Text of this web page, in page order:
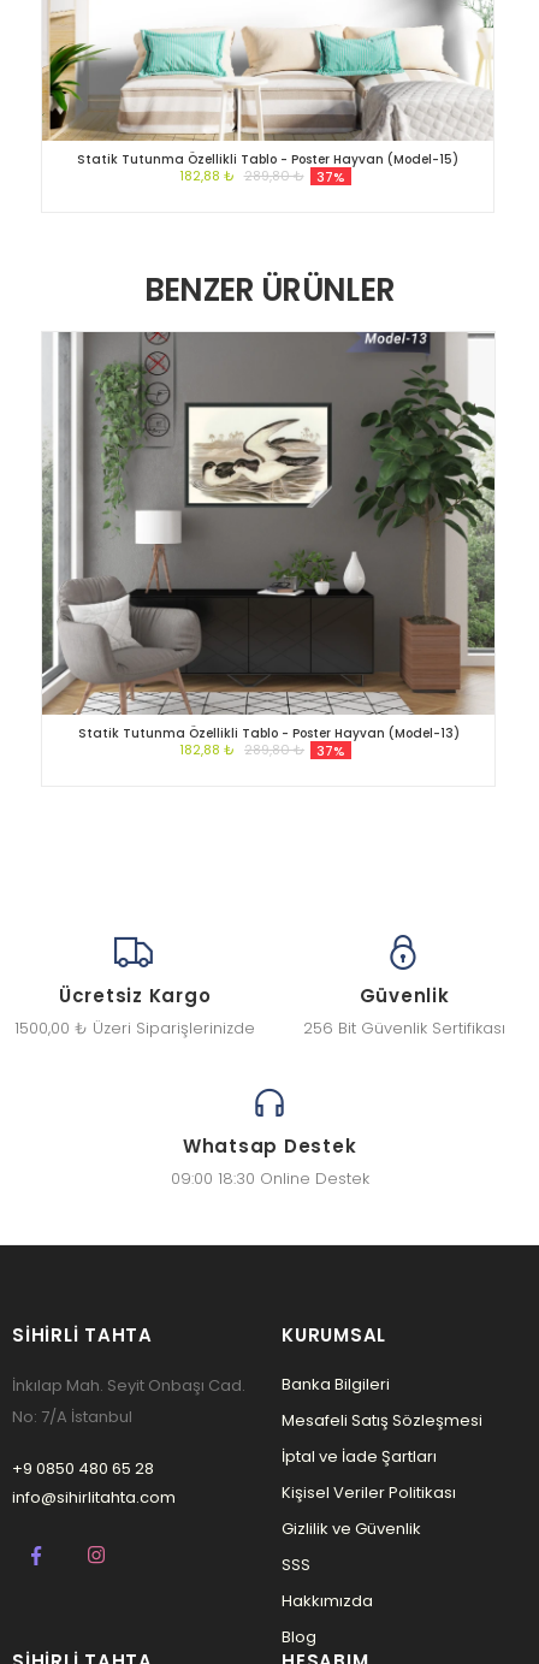
Statik Tutunma Özellikli Tablo - Poster Hayvan (Model-15)
182,88 ₺ 289,80 ₺ 37%
BENZER ÜRÜNLER
Statik Tutunma Özellikli Tablo - Poster Hayvan (Model-13)
182,88 ₺ 289,80 ₺ 37%
Ücretsiz Kargo
1500,00 ₺ Üzeri Siparişlerinizde
Güvenlik
256 Bit Güvenlik Sertifikası
Whatsap Destek
09:00 18:30 Online Destek
SIHIRLI TAHTA
İnkılap Mah. Seyit Onbaşı Cad.
No: 7/A İstanbul
+9 0850 480 65 28
info@sihirlitahta.com
KURUMSAL
Banka Bilgileri
Mesafeli Satış Sözleşmesi
İptal ve İade Şartları
Kişisel Veriler Politikası
Gizlilik ve Güvenlik
SSS
Hakkımızda
Blog